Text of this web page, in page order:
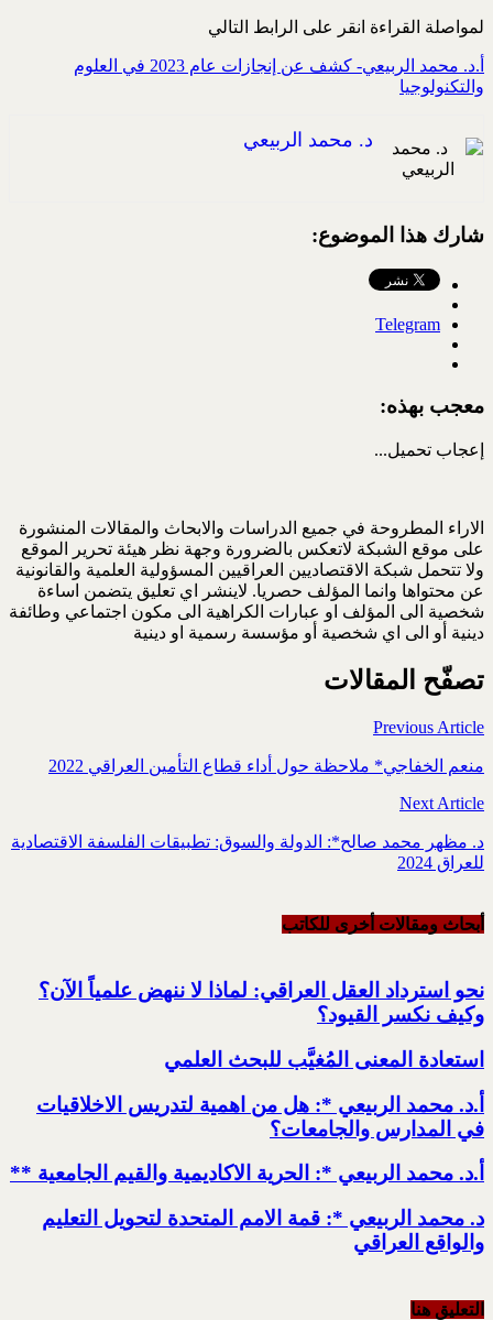
لمواصلة القراءة انقر على الرابط التالي
أ.د. محمد الربيعي- كشف عن إنجازات عام 2023 في العلوم
والتكنولوجيا
د. محمد الربيعي
شارك هذا الموضوع:
Telegram
معجب بهذه:
إعجاب تحميل...
الاراء المطروحة في جميع الدراسات والابحاث والمقالات المنشورة
على موقع الشبكة لاتعكس بالضرورة وجهة نظر هيئة تحرير الموقع
ولا تتحمل شبكة الاقتصاديين العراقيين المسؤولية العلمية والقانونية
عن محتواها وانما المؤلف حصريا. لاينشر اي تعليق يتضمن اساءة
شخصية الى المؤلف او عبارات الكراهية الى مكون اجتماعي وطائفة
دينية أو الى اي شخصية أو مؤسسة رسمية او دينية
تصفّح المقالات
Previous Article
منعم الخفاجي* ملاحظة حول أداء قطاع التأمين العراقي 2022
Next Article
د. مظهر محمد صالح*: الدولة والسوق: تطبيقات الفلسفة الاقتصادية
للعراق 2024
أبحاث ومقالات أخرى للکاتب
نحو استرداد العقل العراقي: لماذا لا ننهض علمياً الآن؟
وكيف نكسر القيود؟
استعادة المعنى المُغيَّب للبحث العلمي
أ.د. محمد الربيعي *: هل من اهمية لتدريس الاخلاقيات
في المدارس والجامعات؟
أ.د. محمد الربيعي *: الحرية الاكاديمية والقيم الجامعية **
د. محمد الربيعي *: قمة الامم المتحدة لتحويل التعليم
والواقع العراقي
التعليق هنا